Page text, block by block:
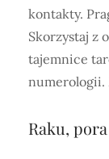
kontakty.
Skorzystaj z
tajemnice
numerologii.
Raku,